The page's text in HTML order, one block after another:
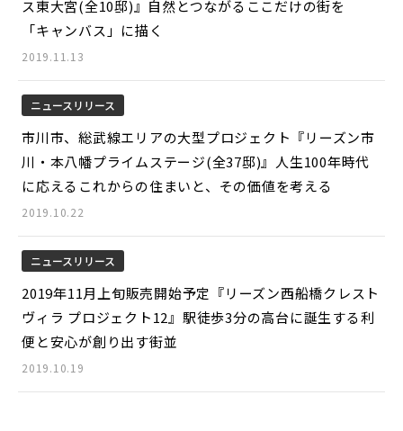
ス東大宮(全10邸)』自然とつながるここだけの街を
「キャンバス」に描く
2019.11.13
ニュースリリース
市川市、総武線エリアの大型プロジェクト『リーズン市
川・本八幡プライムステージ(全37邸)』人生100年時代
に応えるこれからの住まいと、その価値を考える
2019.10.22
ニュースリリース
2019年11月上旬販売開始予定『リーズン西船橋クレスト
ヴィラ プロジェクト12』駅徒歩3分の高台に誕生する利
便と安心が創り出す街並
2019.10.19